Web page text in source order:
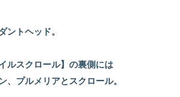
ントヘッド。
ルスクロール】の裏側には
、プルメリアとスクロール。